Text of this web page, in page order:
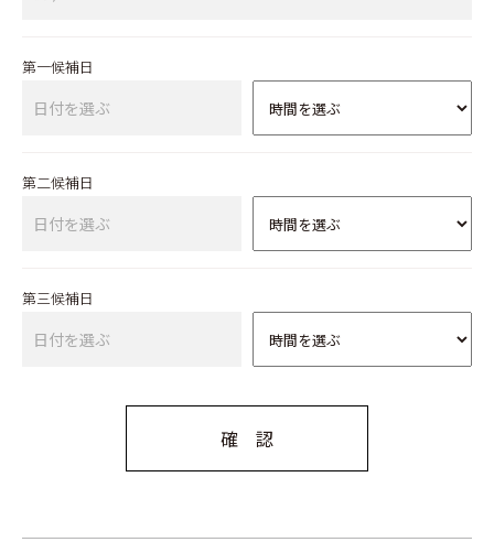
第一候補日
第二候補日
第三候補日